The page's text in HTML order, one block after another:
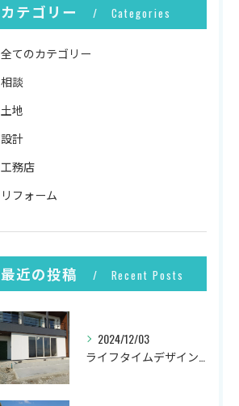
カテゴリー Categories
全てのカテゴリー
相談
土地
設計
工務店
リフォーム
最近の投稿 Recent Posts
2024/12/03